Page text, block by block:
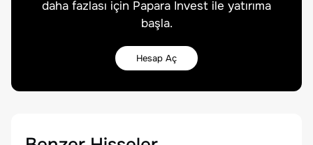
daha fazlası için Papara Invest ile yatırıma
başla.
Hesap Aç